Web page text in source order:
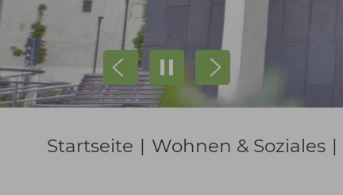
Prev Next
Startseite | Wohnen & Soziales |